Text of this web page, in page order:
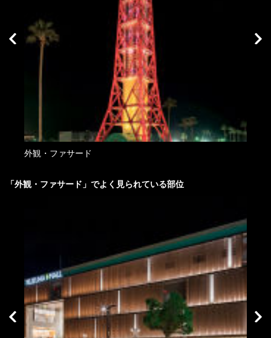
外観・ファサード
「外観・ファサード 」でよく見られている部位